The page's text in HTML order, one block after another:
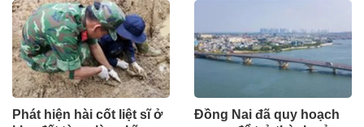
Phát hiện hài cốt liệt sĩ ở
Đồng Nai đã quy hoạch